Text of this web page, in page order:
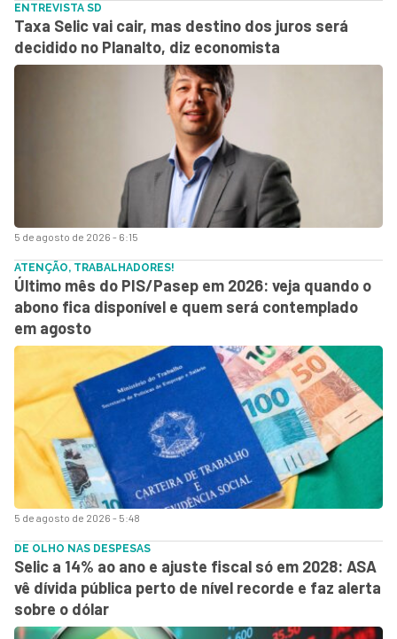
5 de agosto de 2026 - 6:15
ENTREVISTA SD
Taxa Selic vai cair, mas destino dos juros será
decidido no Planalto, diz economista
5 de agosto de 2026 - 5:48
ATENÇÃO, TRABALHADORES!
Último mês do PIS/Pasep em 2026: veja quando o
abono fica disponível e quem será contemplado
em agosto
DE OLHO NAS DESPESAS
Selic a 14% ao ano e ajuste fiscal só em 2028: ASA
vê dívida pública perto de nível recorde e faz alerta
sobre o dólar